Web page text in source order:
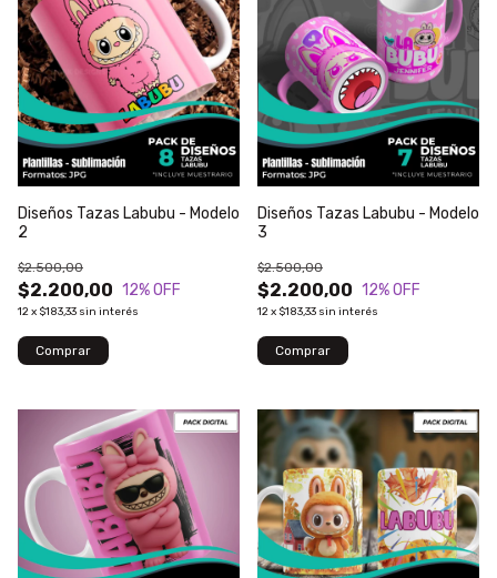
Diseños Tazas Labubu - Modelo
2
$2.200,00
$2.500,00
12% OFF
12x $183,33 sin interés
Diseños Tazas Labubu - Modelo
3
$2.200,00
$2.500,00
12% OFF
12x $183,33 sin interés